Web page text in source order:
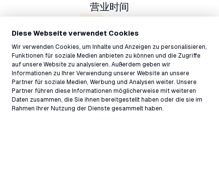
Diese Webseite verwendet Cookies
Wir verwenden Cookies, um Inhalte und Anzeigen zu personalisieren,
Funktionen für soziale Medien anbieten zu können und die Zugriffe
auf unsere Website zu analysieren. Außerdem geben wir
Informationen zu Ihrer Verwendung unserer Website an unsere
Partner für soziale Medien, Werbung und Analysen weiter. Unsere
Partner führen diese Informationen möglicherweise mit weiteren
Daten zusammen, die Sie ihnen bereitgestellt haben oder die sie im
Rahmen Ihrer Nutzung der Dienste gesammelt haben.
营业时间
星期一
星期二 09:00 - 17:00
星期三 09:00 - 17:00
星期四 09:00 - 17:00
星期五 09:00 - 17:00
星期六 09:00 - 17:00
星期日
09:00 - 17:00